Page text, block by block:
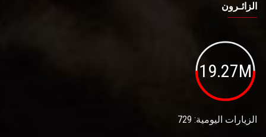
الزائـرون
19.27M
الزيارات اليومية: 729